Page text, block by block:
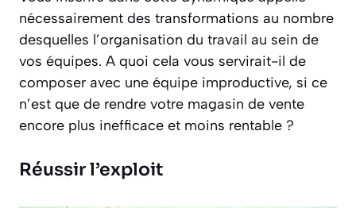
nécessairement des transformations au nombre
desquelles l’organisation du travail au sein de
vos équipes. A quoi cela vous servirait-il de
composer avec une équipe improductive, si ce
n’est que de rendre votre magasin de vente
encore plus inefficace et moins rentable ?
Réussir l’exploit